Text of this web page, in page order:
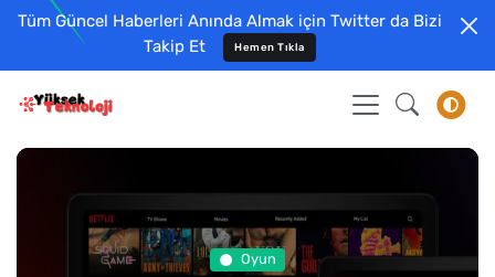
Tüm Güncel Haberleri Anında Almak için Twitter da Bizi
Takip Et
Hemen Tıkla
Oyun